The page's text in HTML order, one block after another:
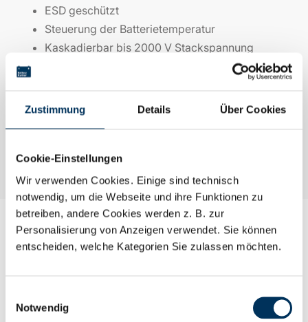
Zustimmung Details Über Cookies
Cookie-Einstellungen
Wir verwenden Cookies. Einige sind technisch
notwendig, um die Webseite und ihre Funktionen zu
betreiben, andere Cookies werden z. B. zur
Personalisierung von Anzeigen verwendet. Sie können
entscheiden, welche Kategorien Sie zulassen möchten.
Notwendig
ESD geschützt
Steuerung der Batterietemperatur
Kaskadierbar bis 2000 V Stackspannung
Zellen/Schnittstellen